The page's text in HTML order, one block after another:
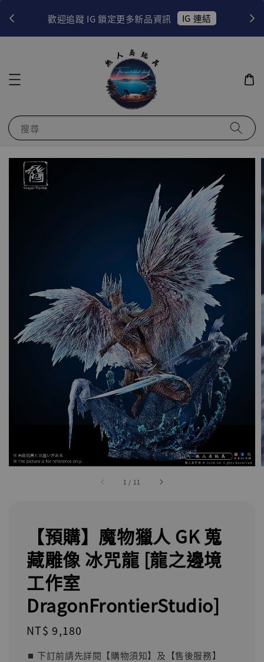
歡迎追蹤 IG 鎖定更多新品資訊 IG 連結
搜尋
1 / 11
【預購】魔物獵人 GK 蒐
藏雕像 冰咒龍 [龍之邊境
工作室
DragonFrontierStudio]
Regular
NT$ 9,180
⏹︎ 下訂前請先詳閱【購物須知】及【售後服務】